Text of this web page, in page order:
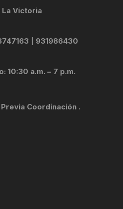
La Victoria
| 931986430
10:30 a.m. – 7 p.m.
Coordinación .